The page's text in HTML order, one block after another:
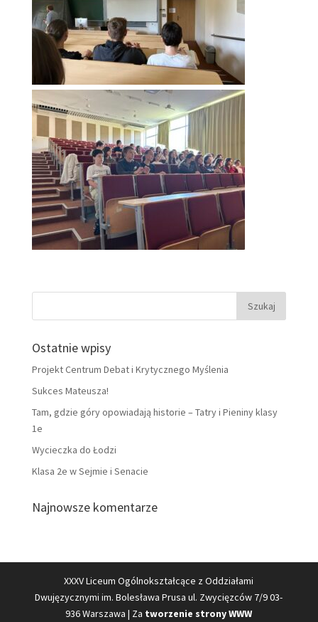
Ostatnie wpisy
Projekt Centrum Debat i Krytycznego Myślenia
Sukces Mateusza!
Tam, gdzie góry opowiadają historie – Tatry i Pieniny klasy
1e
Wycieczka do Łodzi
Klasa 2e w Sejmie i Senacie
Najnowsze komentarze
XXXV Liceum Ogólnokształcące z Oddziałami
Dwujęzycznymi im. Bolesława Prusa ul. Zwycięzców 7/9 03-
936 Warszawa | Za tworzenie strony WWW